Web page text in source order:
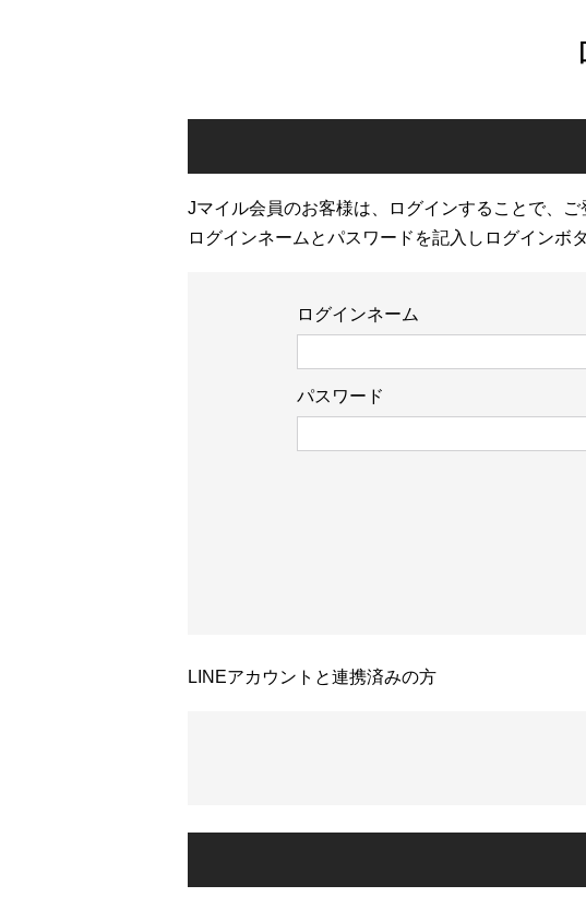
Jマイル会員のお客様は、ログインすることで、ご
ログインネームとパスワードを記入しログインボ
ログインネーム
パスワード
LINEアカウントと連携済みの方